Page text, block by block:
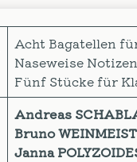
Acht Bagatellen
Naseweise
Fünf Stücke für
Andreas
Bruno
Janna